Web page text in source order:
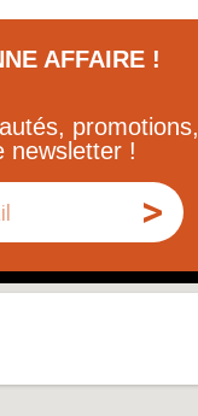
AFFAIRE !
promotions,
newsletter !
>